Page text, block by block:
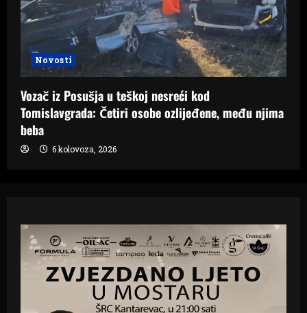
Novosti
Vozač iz Posušja u teškoj nesreći kod
Tomislavgrada: Četiri osobe ozlijeđene, među njima
beba
6 kolovoza, 2026